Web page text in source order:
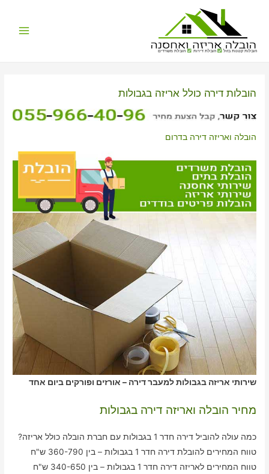
הובלות קטנות בזול הובלת דירות הובלת משרדים
הובלות דירה כולל אריזה בגבולות
הובלה ואריזה דירה בדרום
שירותי אריזה בגבולות למעבר דירה – אורזים ופורקים ביום אחד
מחיר הובלה ואריזה דירה בגבולות
כמה עולה להוביל דירה חדר 1 בגבולות עם חברת הובלה כולל אריזה?
טווח המחירים להובלת דירה חדר 1 בגבולות – בין 360-790 ש"ח
טווח המחירים לאריזה דירה חדר 1 בגבולות – בין 340-650 ש"ח